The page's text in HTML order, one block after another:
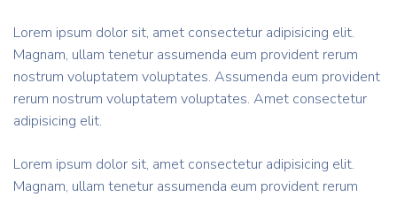
Lorem ipsum dolor sit, amet consectetur adipisicing elit.
Magnam, ullam tenetur assumenda eum provident rerum
nostrum voluptatem voluptates. Assumenda eum provident
rerum nostrum voluptatem voluptates. Amet consectetur
adipisicing elit.
Lorem ipsum dolor sit, amet consectetur adipisicing elit.
Magnam, ullam tenetur assumenda eum provident rerum